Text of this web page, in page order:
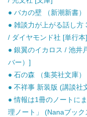
● バカの壁 （新潮新書
● 雑談力が上がる話し方
/ ダイヤモンド社 [単行本]
● 銀翼のイカロス / 池井
バー）]
● 石の森 （集英社文庫
● 不祥事 新装版 (講談社
● 情報は1冊のノートに
理ノート」 (Nanaブッ